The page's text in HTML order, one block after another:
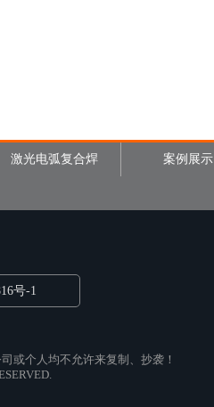
激光电弧复合焊 案例展示
号-1
或个人均不允许来复制、抄袭！